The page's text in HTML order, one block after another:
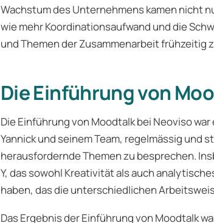
Wachstum des Unternehmens kamen nicht
wie mehr Koordinationsaufwand und die
und Themen der Zusammenarbeit frühzeitig
Die Einführung von
Die Einführung von Moodtalk bei Neoviso
Yannick und seinem Team, regelmässig und
herausfordernde Themen zu besprechen.
Y, das sowohl Kreativität als auch
haben, das die unterschiedlichen
Das Ergebnis der Einführung von Moodtalk